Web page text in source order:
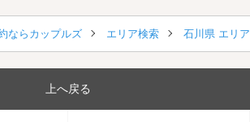
ならカップルズ エリア検索 石川県 エリ
上へ戻る